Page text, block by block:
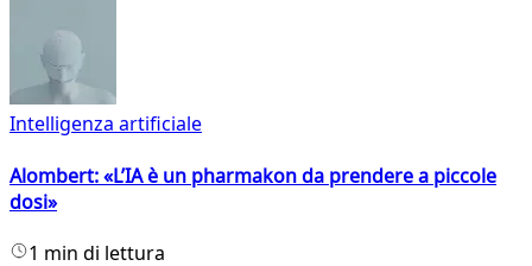
Intelligenza artificiale
Alombert: «L’IA è un pharmakon da prendere a piccole
dosi»
1 min di lettura